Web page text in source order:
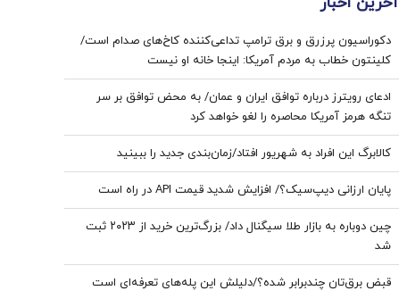
دکوراسیون پرزرق‌ و برق ترامپ تداعی‌کننده کاخ‌های صدام است/
کلینتون خطاب به مردم آمریکا: اینجا خانه او نیست
ادعای رویترز درباره توافق ایران و عمان/ به محض توافق بر سر
تنگه هرمز آمریکا محاصره را لغو خواهد کرد
کالابرگ این افراد به شهریور افتاد/زمان‌بندی جدید را ببینید
پایان ارزانی دیپ‌سیک؟/ افزایش شدید قیمت API در راه است
چین دوباره به بازار طلا سیگنال داد/ بزرگ‌ترین خرید از ۲۰۲۳ ثبت
شد
قبض برق‌تان چندبرابر شده؟/دلیلش این پله‌های تعرفه‌ای است